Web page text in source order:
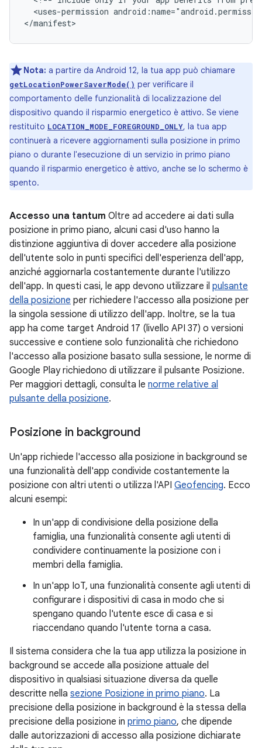
<uses-permission
Nota: a partire da Android 12, la tua app può chiamare
getLocationPowerSaverMode() per verificare il
comportamento delle funzionalità di localizzazione del
dispositivo quando il risparmio energetico è attivo. Se viene
restituito LOCATION_MODE_FOREGROUND_ONLY, la tua app
continuerà a ricevere aggiornamenti sulla posizione in primo
piano o durante l'esecuzione di un servizio in primo piano
quando il risparmio energetico è attivo, anche se lo schermo è
spento.
Accesso una tantum Oltre ad accedere ai dati sulla
posizione in primo piano, alcuni casi d'uso hanno la
distinzione aggiuntiva di dover accedere alla posizione
dell'utente solo in punti specifici dell'esperienza dell'app,
anziché aggiornarla costantemente durante l'utilizzo
dell'app. In questi casi, le app devono utilizzare il pulsante
della posizione per richiedere l'accesso alla posizione per
la singola sessione di utilizzo dell'app. Inoltre, se la tua
app ha come target Android 17 (livello API 37) o versioni
successive e contiene solo funzionalità che richiedono
l'accesso alla posizione basato sulla sessione, le norme di
Google Play richiedono di utilizzare il pulsante Posizione.
Per maggiori dettagli, consulta le norme relative al
pulsante della posizione.
Posizione in background
Un'app richiede l'accesso alla posizione in background se
una funzionalità dell'app condivide costantemente la
posizione con altri utenti o utilizza l'API Geofencing. Ecco
alcuni esempi:
In un'app di condivisione della posizione della
famiglia, una funzionalità consente agli utenti di
condividere continuamente la posizione con i
membri della famiglia.
In un'app IoT, una funzionalità consente agli utenti di
configurare i dispositivi di casa in modo che si
spengano quando l'utente esce di casa e si
riaccendano quando l'utente torna a casa.
Il sistema considera che la tua app utilizza la posizione in
background se accede alla posizione attuale del
dispositivo in qualsiasi situazione diversa da quelle
descritte nella sezione Posizione in primo piano. La
precisione della posizione in background è la stessa della
precisione della posizione in primo piano, che dipende
dalle autorizzazioni di accesso alla posizione dichiarate